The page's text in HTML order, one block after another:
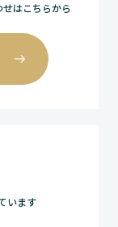
はこちらから
います